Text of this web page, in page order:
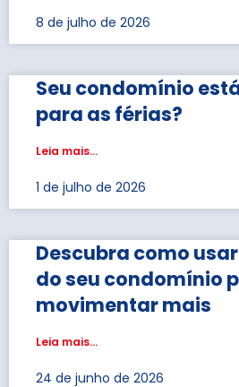
8 de julho de 2026
Seu condomínio
para as férias?
Leia mais...
1 de julho de 2026
Descubra como
do seu condomínio
movimentar mais
Leia mais...
24 de junho de 2026